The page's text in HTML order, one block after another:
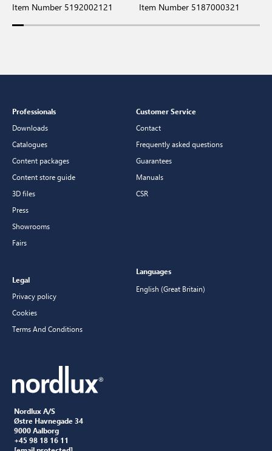
Item Number 5192002121 Item Number 5187000321
Nordlux A/S
Østre Havnegade 34
9000 Aalborg
+45 98 18 16 11
Professionals
Downloads
Catalogues
Content packages
Content store guide
3D files
Press
Showrooms
Fairs
Customer Service
Contact
Frequently asked questions
Guarantees
Manuals
CSR
Legal
Privacy policy
Cookies
Terms And Conditions
Languages
English (Great Britain)